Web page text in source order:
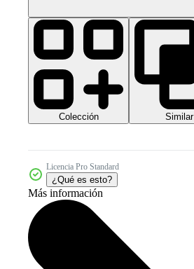
Colección Similar
Licencia Pro Standard
¿Qué es esto?
Más información